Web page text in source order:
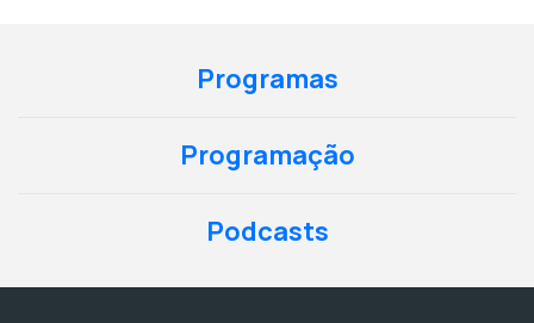
Programas
Programação
Podcasts